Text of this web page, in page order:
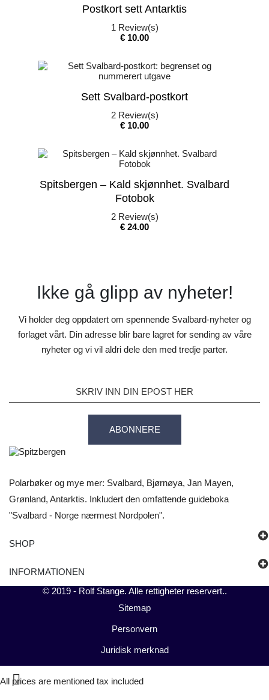
Postkort sett Antarktis
1Review(s)
Pris
€ 10.00
Sett Svalbard-postkort
2Review(s)
Pris
€ 10.00
Spitsbergen – Kald skjønnhet. Svalbard
Fotobok
2Review(s)
Pris
€ 24.00
Ikke gå glipp av nyheter!
Vi holder deg oppdatert om spennende Svalbard-nyheter og
forlaget vårt. Din adresse blir bare lagret for sending av våre
nyheter og vi vil aldri dele den med tredje parter.
ABONNERE
Polarbøker og mye mer: Svalbard, Bjørnøya, Jan Mayen,
Grønland, Antarktis. Inkludert den omfattende guideboka
"Svalbard - Norge nærmest Nordpolen".
SHOP
INFORMATIONEN
© 2019 - Rolf Stange. Alle rettigheter reservert..
Sitemap
Personvern
Juridisk merknad
All prices are mentioned tax included
